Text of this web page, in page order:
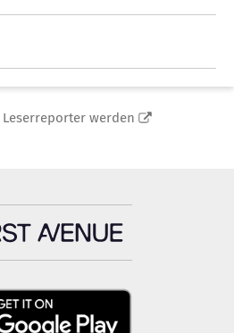
Leserreporter werden